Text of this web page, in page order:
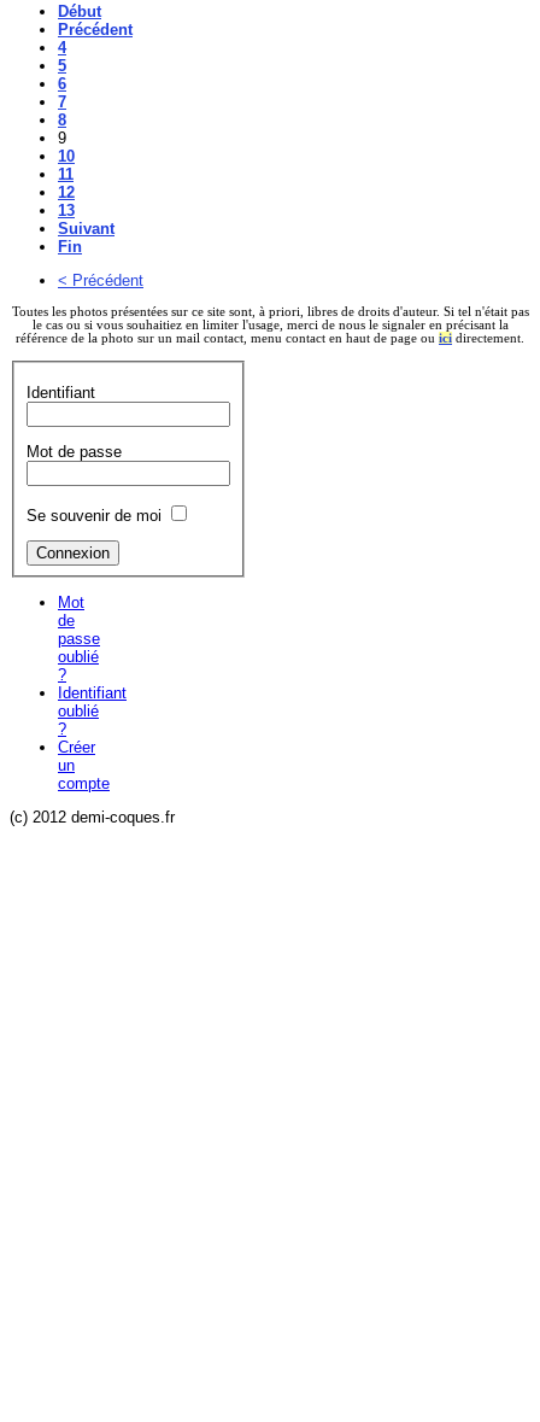
Début
Précédent
4
5
6
7
8
9
10
11
12
13
Suivant
Fin
< Précédent
Toutes les photos présentées sur ce site sont, à priori, libres de droits d'auteur. Si tel n'était pas
le cas ou si vous souhaitiez en limiter l'usage, merci de nous le signaler en précisant la
référence de la photo sur un mail contact, menu contact en haut de page ou ici directement.
Identifiant
Mot de passe
Se souvenir de moi
Mot
de
passe
oublié
?
Identifiant
oublié
?
Créer
un
compte
(c) 2012 demi-coques.fr